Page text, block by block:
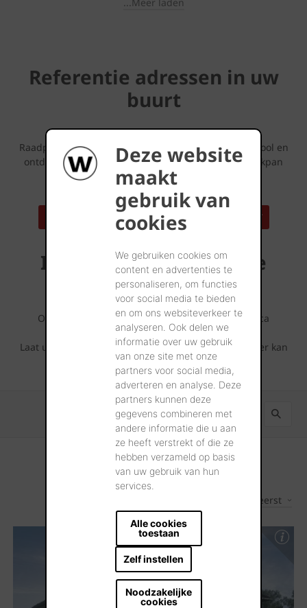
Deze website
maakt
gebruik van
cookies
We gebruiken cookies om
content en advertenties te
personaliseren, om functies
voor social media te bieden
en om ons websiteverkeer te
analyseren. Ook delen we
informatie over uw gebruik
van onze site met onze
partners voor social media,
adverteren en analyse. Deze
partners kunnen deze
gegevens combineren met
andere informatie die u aan
ze heeft verstrekt of die ze
hebben verzameld op basis
van uw gebruik van hun
services.
Alle cookies
toestaan
Zelf instellen
Noodzakelijke
cookies
Referentie adressen in uw
buurt
Lijkt deze dakpan iets voor uw bouwproject?
Raadpleeg dan zeker ook eens onze Huizenspotten tool en
ontdek tal van referentiewoningen die met deze dakpan
werden opgetrokken bij u in de buurt.
ZOEK EEN REFERENTIEADRES IN UW BUURT
Inspirerende referentie
projecten
Ontdek wat er allemaal mogelijk is met deze Terca
gevelsteen.
Laat u inspireren door de fotoreeksen die u hieronder kan
terugvinden.
Nieuwste eerst